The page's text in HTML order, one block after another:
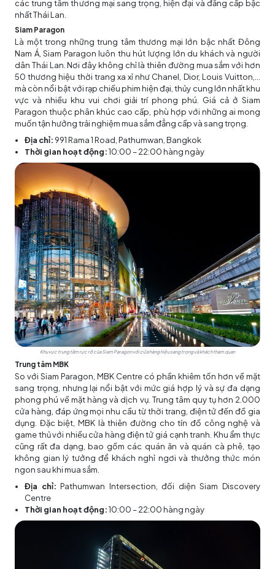
các trung tâm thương mại sang trọng, hiện đại và đẳng cấp bậc
nhất Thái Lan.
Siam Paragon
Là một trong những trung tâm thương mại lớn bậc nhất Đông
Nam Á, Siam Paragon luôn thu hút lượng lớn du khách và người
dân Thái Lan. Nơi đây không chỉ là thiên đường mua sắm với hơn
50 thương hiệu thời trang xa xỉ như Chanel, Dior, Louis Vuitton,...
mà còn nổi bật với rạp chiếu phim hiện đại, thủy cung lớn nhất khu
vực và nhiều khu vui chơi giải trí phong phú. Giá cả ở Siam
Paragon thuộc phân khúc cao cấp, phù hợp với những ai mong
muốn tận hưởng trải nghiệm mua sắm đẳng cấp và sang trọng.
Địa chỉ: 991 Rama 1 Road, Pathumwan, Bangkok
Thời gian hoạt động:10:00 – 22:00 hàng ngày
Khu vực trung tâm rực rỡ của Siam Paragon với cửa hàng hiệu sang trọng và khách tham quan
Trung tâm MBK
So với Siam Paragon, MBK Centre có phần khiêm tốn hơn về mặt
sang trọng, nhưng lại nổi bật với mức giá hợp lý và sự đa dạng
phong phú về mặt hàng và dịch vụ. Trung tâm quy tụ hơn 2.000
cửa hàng, đáp ứng mọi nhu cầu từ thời trang, điện tử đến đồ gia
dụng. Đặc biệt, MBK là thiên đường cho tín đồ công nghệ và
game thủ với nhiều cửa hàng điện tử giá cạnh tranh. Khu ẩm thực
cũng rất đa dạng, bao gồm các quán ăn và quán cà phê, tạo
không gian lý tưởng để khách nghỉ ngơi và thưởng thức món
ngon sau khi mua sắm.
Địa chỉ: Pathumwan Intersection, đối diện Siam Discovery
Centre
Thời gian hoạt động:10:00 – 22:00 hàng ngày